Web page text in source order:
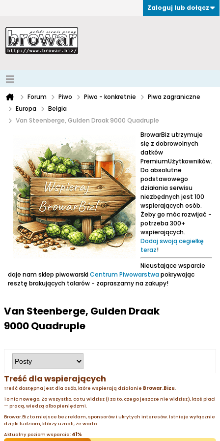
Zaloguj lub dołącz
Forum Piwo Piwo - konkretnie
Piwa zagraniczne
Europa
Belgia
Van Steenberge, Gulden Draak 9000 Quadruple
BrowarBiz utrzymuje
się z dobrowolnych
datków
PremiumUżytkowników.
Do absolutne
podstawowego
działania serwisu
niezbędnych jest 100
wspierających osób.
Żeby go móc rozwijać -
potrzeba 300+
wspierających.
Dodaj swoją cegiełkę
teraz!
Nieustające wsparcie
daje nam sklep piwowarskiCentrum Piwowarstwapokrywając
resztę brakujących talarów - zapraszamy na zakupy!
Van Steenberge, Gulden Draak
9000 Quadruple
Treść dla wspierających
Treść dostępna jest dla osób, które wspierają działanie Browar.Bizu.
To nic nowego. Za wszystko, co tu widzisz (i za to, czego jeszcze nie widzisz), ktoś płaci
— pracą, wiedzą albo pieniędzmi.
Browar.Biz to miejsce bez reklam, sponsorów i ukrytych interesów. Istnieje wyłącznie
dzięki ludziom, którzy uznali, że warto.
Aktualny poziom wsparcia: 41%